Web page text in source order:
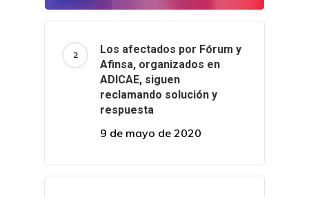
Los afectados por Fórum y
Afinsa, organizados en
ADICAE, siguen
reclamando solución y
respuesta
9 de mayo de 2020